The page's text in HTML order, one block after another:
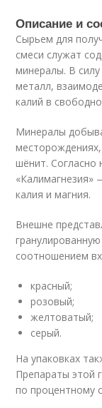
Описание и
Сырьем для
смеси служат
минералы. В
металл,
калий в
Минералы
шёнит. Согласно
«Калимагнезия»
калия и магния.
Внешне
соотношением
красный;
розовый;
желтоватый;
серый.
На упаковках
Препараты этой
по процентному